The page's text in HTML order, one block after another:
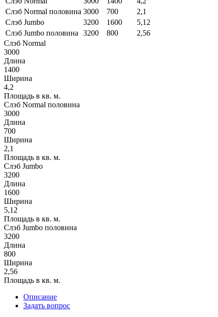
Слэб Normal половина 3000 700
2,1
Слэб Jumbo
3200 1600
5,12
Слэб Jumbo половина
3200 800
2,56
Слэб Normal
3000
Длина
1400
Ширина
4,2
Площадь в кв. м.
Слэб Normal половина
3000
Длина
700
Ширина
2,1
Площадь в кв. м.
Слэб Jumbo
3200
Длина
1600
Ширина
5,12
Площадь в кв. м.
Слэб Jumbo половина
3200
Длина
800
Ширина
2,56
Площадь в кв. м.
Описание
Задать вопрос